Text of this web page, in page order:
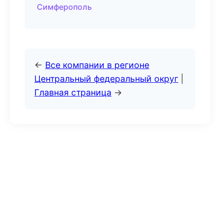
Симферополь
← Все компании в регионе
Центральный федеральный округ
Главная страница →